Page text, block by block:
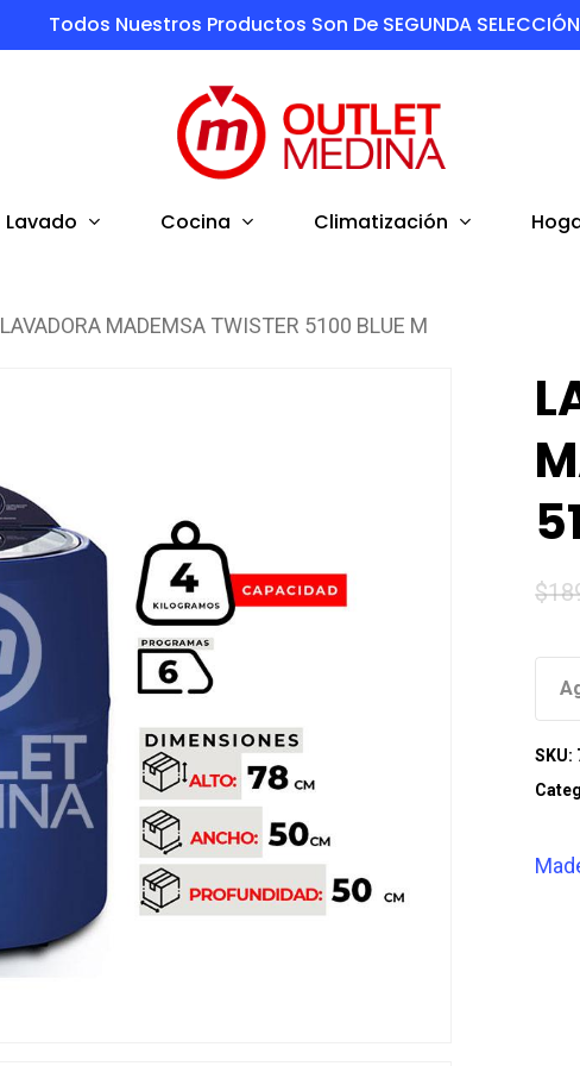
Todos Nuestros Productos Son De SEGUNDA SELECCIÓN
Lavado Cocina Climatización
LAVADORA MADEMSA TWISTER 5100 BLUE M
$
SKU: